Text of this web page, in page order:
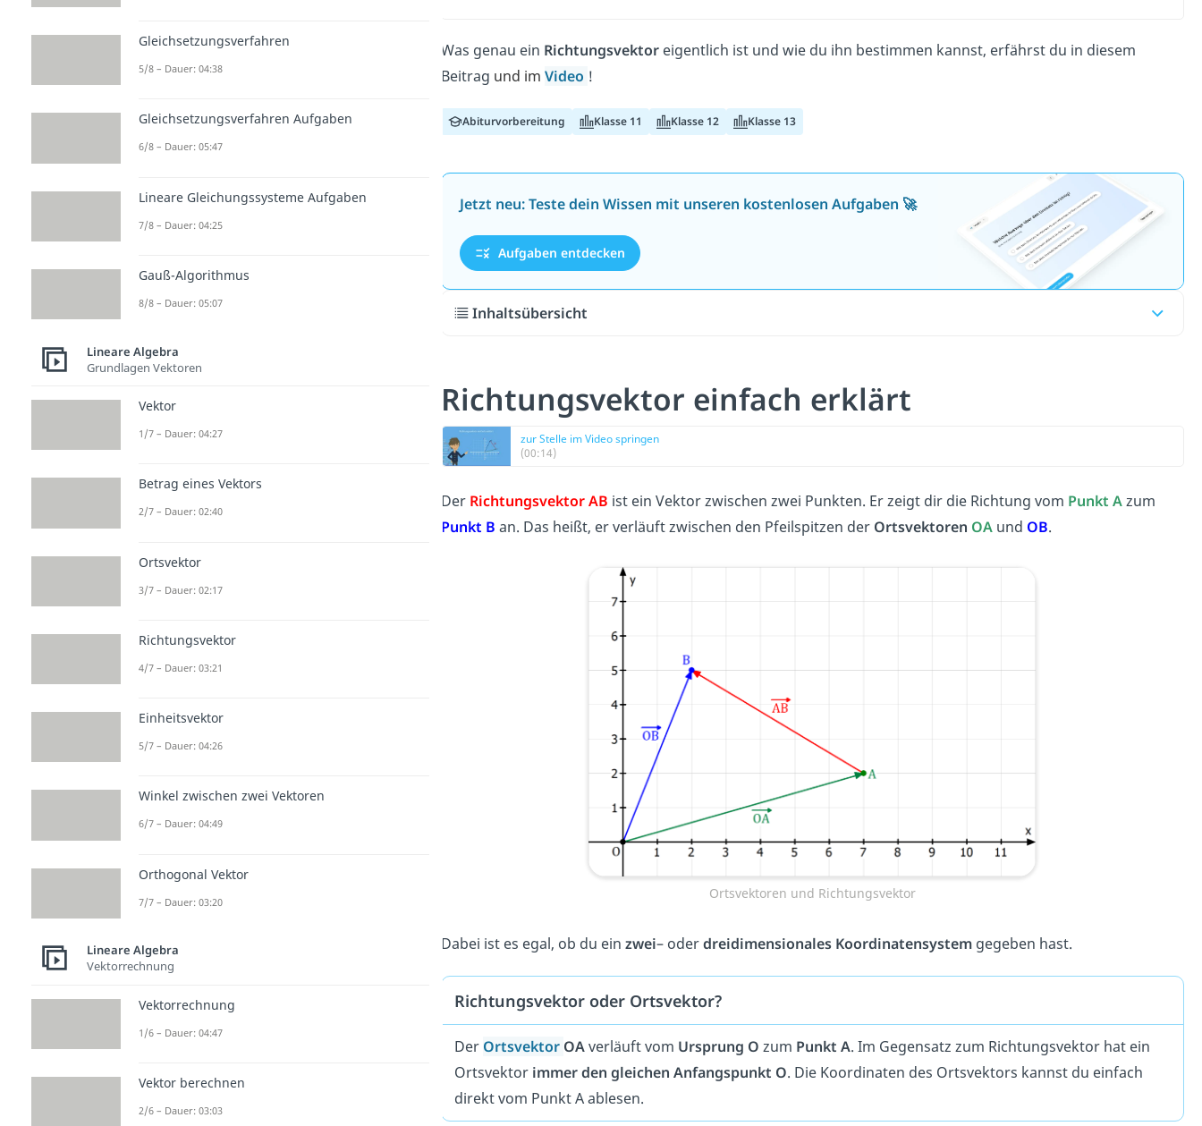
Was genau ein Richtungsvektoreigentlich ist und wie du ihn bestimmen kannst, erfährst du in diesem
Beitrag und im Video !
Abiturvorbereitung Klasse 11 Klasse 12 Klasse 13
Jetzt neu: Teste dein Wissen mit unseren kostenlosen Aufgaben 🚀
Aufgaben entdecken
Inhaltsübersicht
Richtungsvektor einfach erklärt
zur Stelle im Video springen
(00:14)
Der Richtungsvektor AB ist ein Vektor zwischen zwei Punkten. Er zeigt dir die Richtung vom Punkt Azum
Punkt B an. Das heißt, er verläuft zwischen den Pfeilspitzen der Ortsvektoren OAund OB.
Ortsvektoren und Richtungsvektor
Dabei ist es egal, ob du ein zwei– oderdreidimensionales Koordinatensystemgegeben hast.
Richtungsvektor oder Ortsvektor?
Der Ortsvektor OAverläuft vom Ursprung O zum Punkt A. Im Gegensatz zum Richtungsvektor hat ein
Ortsvektor immer den gleichen Anfangspunkt O. Die Koordinaten des Ortsvektors kannst du einfach
direkt vom Punkt A ablesen.
Gleichsetzungsverfahren
5/8 – Dauer: 04:38
Gleichsetzungsverfahren Aufgaben
6/8 – Dauer: 05:47
Lineare Gleichungssysteme Aufgaben
7/8 – Dauer: 04:25
Gauß-Algorithmus
8/8 – Dauer: 05:07
Lineare Algebra
Grundlagen Vektoren
Vektor
1/7 – Dauer: 04:27
Betrag eines Vektors
2/7 – Dauer: 02:40
Ortsvektor
3/7 – Dauer: 02:17
Richtungsvektor
4/7 – Dauer: 03:21
Einheitsvektor
5/7 – Dauer: 04:26
Winkel zwischen zwei Vektoren
6/7 – Dauer: 04:49
Orthogonal Vektor
7/7 – Dauer: 03:20
Lineare Algebra
Vektorrechnung
Vektorrechnung
1/6 – Dauer: 04:47
Vektor berechnen
2/6 – Dauer: 03:03